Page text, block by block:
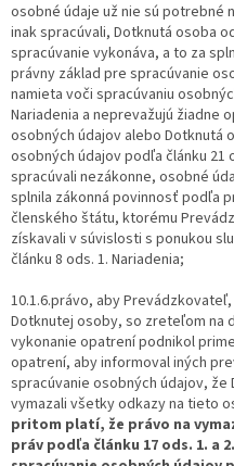
osobné údaje už nie sú potrebné
inak spracúvali, Dotknutá osoba
spracúvanie vykonáva, a to za
právny základ pre spracúvanie
namieta voči spracúvaniu
Nariadenia a neprevažujú žiadne
osobných údajov alebo Dotknutá
osobných údajov podľa článku 21
spracúvali nezákonne, osobné
splnila zákonná povinnosť podľa
členského štátu, ktorému
získavali v súvislosti s ponukou
článku 8 ods. 1. Nariadenia;
10.1.6.právo, aby
Dotknutej osoby, so zreteľom na
vykonanie opatrení podnikol
opatrení, aby informoval iných
spracúvanie osobných údajov,
vymazali všetky odkazy na tieto
pritom platí, že právo na
práv podľa článku 17 ods. 1. a